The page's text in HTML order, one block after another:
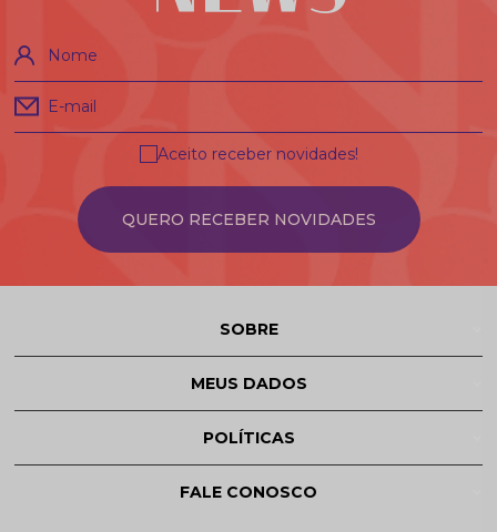
Nome
E-mail
QUERO RECEBER NOVIDADES
Aceito receber novidades!
SOBRE
MEUS DADOS
POLÍTICAS
FALE CONOSCO